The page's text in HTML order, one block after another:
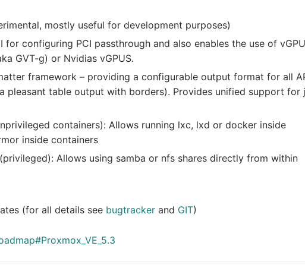
mostly useful for development purposes)
for configuring PCI passthrough and also enables the use of
GVT-g) or Nvidias vGPUS.
framework – providing a configurable output format for all
pleasant table output with borders). Provides unified support for
containers): Allows running lxc, lxd or docker inside
inside containers
Allows using samba or nfs shares directly from within
(for all details see bugtracker and GIT)